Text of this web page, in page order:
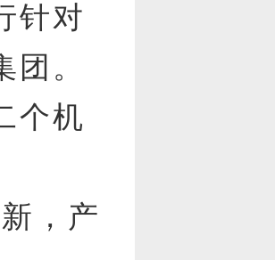
针对
。
个机
，产